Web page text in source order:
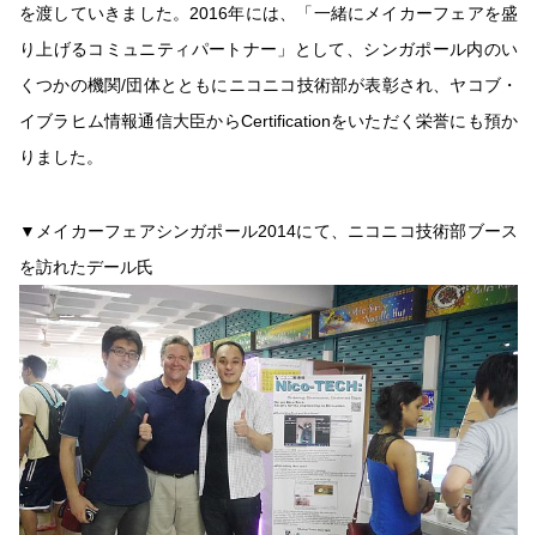
を渡していきました。2016年には、「一緒にメイカーフェアを盛
り上げるコミュニティパートナー」として、シンガポール内のい
くつかの機関/団体とともにニコニコ技術部が表彰され、ヤコブ・
イブラヒム情報通信大臣からCertificationをいただく栄誉にも預か
りました。
▼メイカーフェアシンガポール2014にて、ニコニコ技術部ブース
を訪れたデール氏